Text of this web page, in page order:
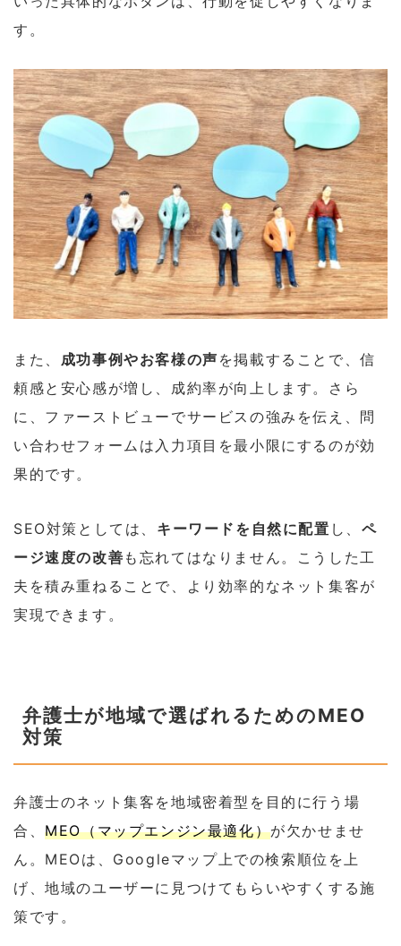
す。
また、 成功事例やお客様の声 を掲載することで、信
頼感と安心感が増し、成約率が向上します。さら
に、ファーストビューでサービスの強みを伝え、問
い合わせフォームは入力項目を最小限にするのが効
果的です。
SEO対策としては、 キーワードを自然に配置 し、 ペ
ージ速度の改善 も忘れてはなりません。こうした工
夫を積み重ねることで、より効率的なネット集客が
実現できます。
弁護士が地域で選ばれるためのMEO
対策
弁護士のネット集客を地域密着型を目的に行う場
合、MEO（マップエンジン最適化）が欠かせませ
ん。MEOは、Googleマップ上での検索順位を上
げ、地域のユーザーに見つけてもらいやすくする施
策です。